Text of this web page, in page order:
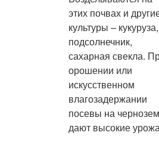
этих почвах и
культуры – кукуруза,
подсолнечник,
сахарная свекла.
орошении или
искусственном
влагозадержании
посевы на
дают высокие